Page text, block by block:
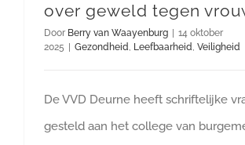
over geweld tegen
Door Berry van Waayenburg
14 oktober
2025
Gezondheid, Leefbaarheid, Veiligheid
De VVD Deurne heeft schriftelijke
gesteld aan het college van